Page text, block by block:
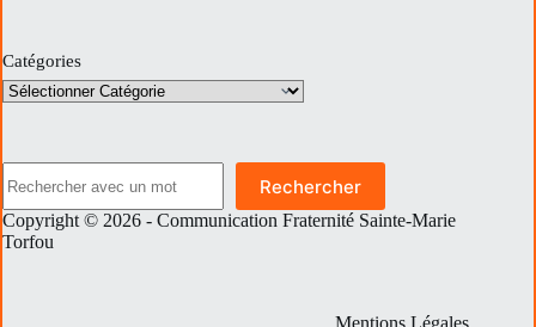
Catégories
Rechercher
Copyright © 2026 - Communication Fraternité Sainte-Marie
Torfou